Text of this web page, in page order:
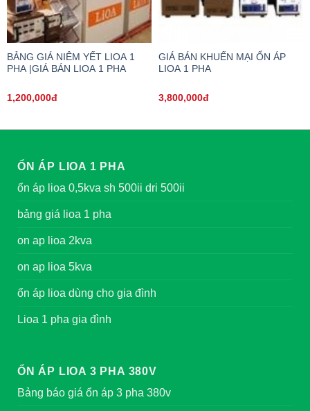
BẢNG GIÁ NIÊM YẾT LIOA 1
PHA |GIÁ BÁN LIOA 1 PHA
1,200,000đ
GIÁ BÁN KHUẾN MẠI ỔN ÁP
LIOA 1 PHA
3,800,000đ
ỔN ÁP LIOA 1 PHA
ổn áp lioa 0,5kva sh 500ii dri 500ii
bảng giá lioa 1 pha
on ap lioa 2kva
on ap lioa 5kva
ổn áp lioa dùng cho gia đình
Lioa 1 pha gia đình
ỔN ÁP LIOA 3 PHA 380V
Bảng báo giá ổn áp 3 pha 380v